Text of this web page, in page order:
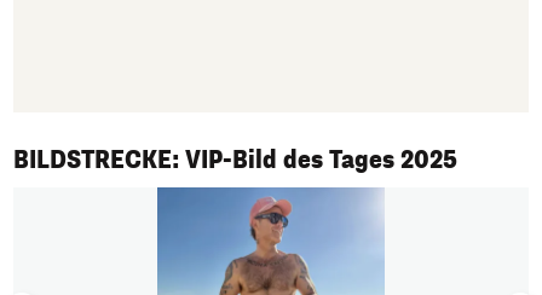
BILDSTRECKE: VIP-Bild des Tages 2025
1/50